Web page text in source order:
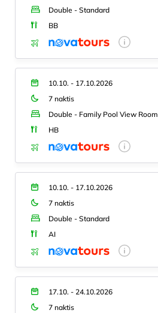
Double - Standard
BB
10.10. - 17.10.2026
7 naktis
Double - Family Pool View Room
HB
10.10. - 17.10.2026
7 naktis
Double - Standard
AI
17.10. - 24.10.2026
7 naktis